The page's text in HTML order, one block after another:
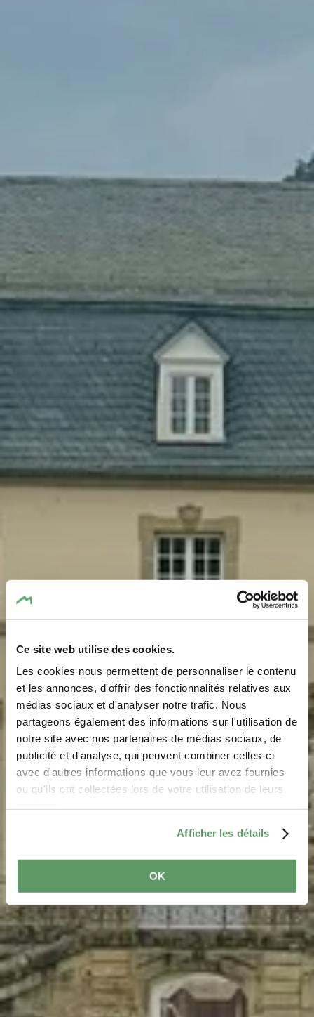
Ce site web utilise des cookies.
Les cookies nous permettent de personnaliser le contenu
et les annonces, d'offrir des fonctionnalités relatives aux
médias sociaux et d'analyser notre trafic. Nous
partageons également des informations sur l'utilisation de
notre site avec nos partenaires de médias sociaux, de
publicité et d'analyse, qui peuvent combiner celles-ci
avec d'autres informations que vous leur avez fournies
ou qu'ils ont collectées lors de votre utilisation de leurs
Afficher les détails
OK
Orangerie
Waar? B.P. 152, L-6402 Echternach